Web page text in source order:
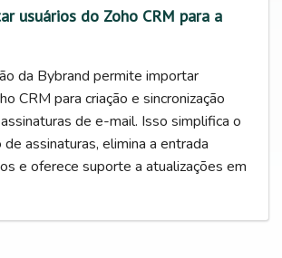
usuários do Zoho CRM para a
da Bybrand permite importar
CRM para criação e sincronização
de e-mail. Isso simplifica o
assinaturas, elimina a entrada
e oferece suporte a atualizações em